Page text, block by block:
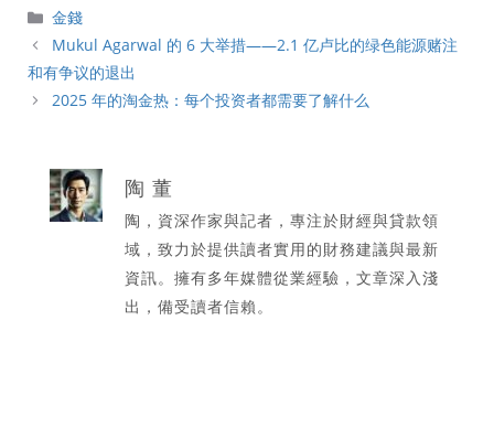
分
類
金錢
Mukul Agarwal 的 6 大举措——2.1 亿卢比的绿色能源赌注
和有争议的退出
2025 年的淘金热：每个投资者都需要了解什么
陶 董
陶，資深作家與記者，專注於財經與貸款領
域，致力於提供讀者實用的財務建議與最新
資訊。擁有多年媒體從業經驗，文章深入淺
出，備受讀者信賴。